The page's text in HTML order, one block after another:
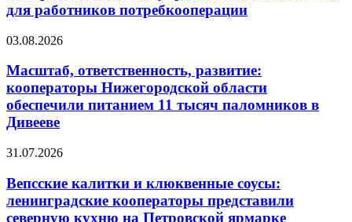
для работников потребкооперации
03.08.2026
Масштаб, ответственность, развитие:
кооператоры Нижегородской области
обеспечили питанием 11 тысяч паломников в
Дивееве
31.07.2026
Вепсские калитки и клюквенные соусы:
ленинградские кооператоры представили
северную кухню на Петровской ярмарке